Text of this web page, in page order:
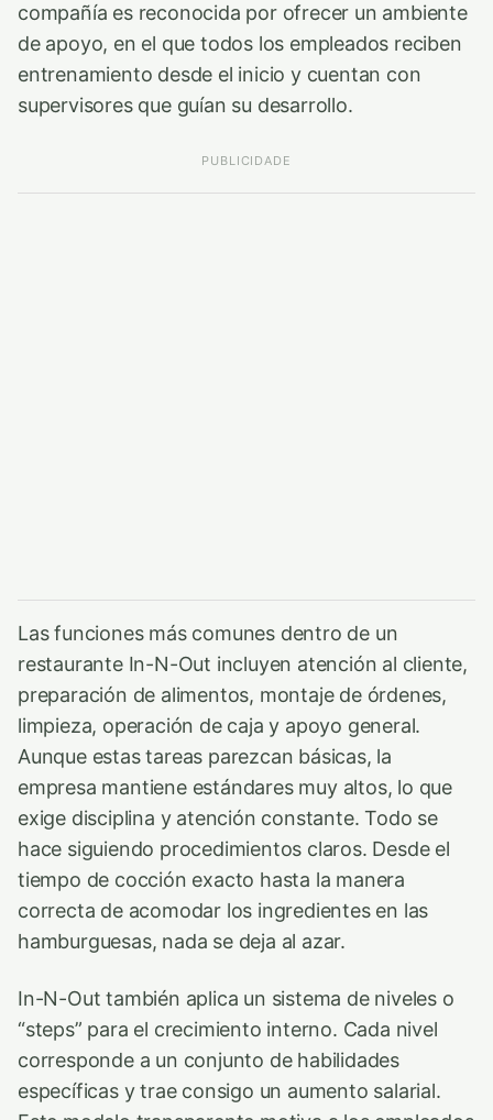
compañía es reconocida por ofrecer un ambiente
de apoyo, en el que todos los empleados reciben
entrenamiento desde el inicio y cuentan con
supervisores que guían su desarrollo.
PUBLICIDADE
Las funciones más comunes dentro de un
restaurante In-N-Out incluyen atención al cliente,
preparación de alimentos, montaje de órdenes,
limpieza, operación de caja y apoyo general.
Aunque estas tareas parezcan básicas, la
empresa mantiene estándares muy altos, lo que
exige disciplina y atención constante. Todo se
hace siguiendo procedimientos claros. Desde el
tiempo de cocción exacto hasta la manera
correcta de acomodar los ingredientes en las
hamburguesas, nada se deja al azar.
In-N-Out también aplica un sistema de niveles o
“steps” para el crecimiento interno. Cada nivel
corresponde a un conjunto de habilidades
específicas y trae consigo un aumento salarial.